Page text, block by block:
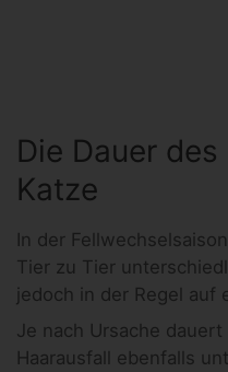
Die Dauer
Katze
In der
Tier zu Tier
jedoch in der Regel auf
Je nach Ursache
Haarausfall ebenfalls